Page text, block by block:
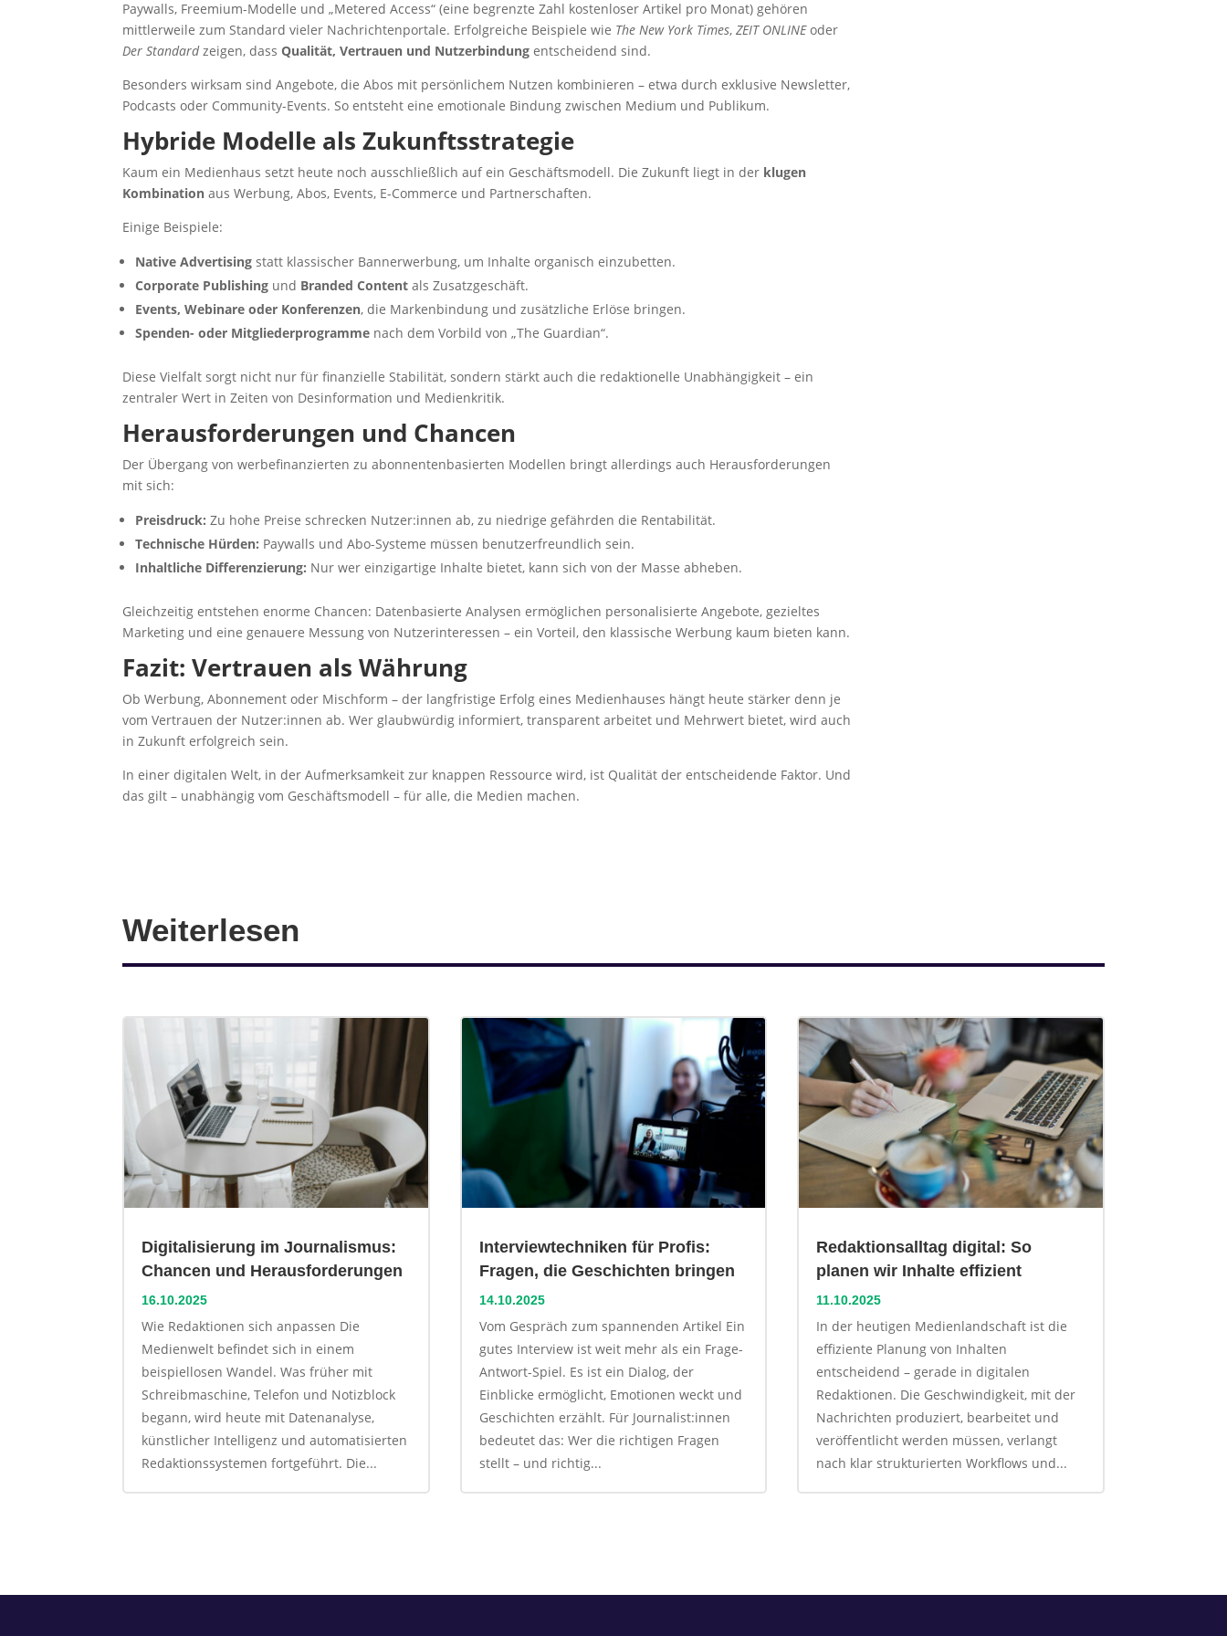
Paywalls, Freemium-Modelle und „Metered Access“ (eine begrenzte Zahl kostenloser Artikel pro Monat) gehören
mittlerweile zum Standard vieler Nachrichtenportale. Erfolgreiche Beispiele wie The New York Times,ZEIT ONLINEoder
Der Standardzeigen, dassQualität, Vertrauen und Nutzerbindung entscheidend sind.
Besonders wirksam sind Angebote, die Abos mit persönlichem Nutzen kombinieren – etwa durch exklusive Newsletter,
Podcasts oder Community-Events. So entsteht eine emotionale Bindung zwischen Medium und Publikum.
Hybride Modelle als Zukunftsstrategie
Kaum ein Medienhaus setzt heute noch ausschließlich auf ein Geschäftsmodell. Die Zukunft liegt in der klugen
Kombination aus Werbung, Abos, Events, E-Commerce und Partnerschaften.
Einige Beispiele:
Native Advertising statt klassischer Bannerwerbung, um Inhalte organisch einzubetten.
Corporate Publishing und Branded Content als Zusatzgeschäft.
Events, Webinare oder Konferenzen, die Markenbindung und zusätzliche Erlöse bringen.
Spenden- oder Mitgliederprogramme nach dem Vorbild von „The Guardian“.
Diese Vielfalt sorgt nicht nur für finanzielle Stabilität, sondern stärkt auch die redaktionelle Unabhängigkeit – ein
zentraler Wert in Zeiten von Desinformation und Medienkritik.
Herausforderungen und Chancen
Der Übergang von werbefinanzierten zu abonnentenbasierten Modellen bringt allerdings auch Herausforderungen
mit sich:
Preisdruck: Zu hohe Preise schrecken Nutzer:innen ab, zu niedrige gefährden die Rentabilität.
Technische Hürden: Paywalls und Abo-Systeme müssen benutzerfreundlich sein.
Inhaltliche Differenzierung: Nur wer einzigartige Inhalte bietet, kann sich von der Masse abheben.
Gleichzeitig entstehen enorme Chancen: Datenbasierte Analysen ermöglichen personalisierte Angebote, gezieltes
Marketing und eine genauere Messung von Nutzerinteressen – ein Vorteil, den klassische Werbung kaum bieten kann.
Fazit: Vertrauen als Währung
Ob Werbung, Abonnement oder Mischform – der langfristige Erfolg eines Medienhauses hängt heute stärker denn je
vom Vertrauen der Nutzer:innen ab. Wer glaubwürdig informiert, transparent arbeitet und Mehrwert bietet, wird auch
in Zukunft erfolgreich sein.
In einer digitalen Welt, in der Aufmerksamkeit zur knappen Ressource wird, ist Qualität der entscheidende Faktor. Und
das gilt – unabhängig vom Geschäftsmodell – für alle, die Medien machen.
Weiterlesen
Digitalisierung im Journalismus:
Chancen und Herausforderungen
16.10.2025
Wie Redaktionen sich anpassen Die
Medienwelt befindet sich in einem
beispiellosen Wandel. Was früher mit
Schreibmaschine, Telefon und Notizblock
begann, wird heute mit Datenanalyse,
künstlicher Intelligenz und automatisierten
Redaktionssystemen fortgeführt. Die...
Interviewtechniken für Profis:
Fragen, die Geschichten bringen
14.10.2025
Vom Gespräch zum spannenden Artikel Ein
gutes Interview ist weit mehr als ein Frage-
Antwort-Spiel. Es ist ein Dialog, der
Einblicke ermöglicht, Emotionen weckt und
Geschichten erzählt. Für Journalist:innen
bedeutet das: Wer die richtigen Fragen
stellt – und richtig...
Redaktionsalltag digital: So
planen wir Inhalte effizient
11.10.2025
In der heutigen Medienlandschaft ist die
effiziente Planung von Inhalten
entscheidend – gerade in digitalen
Redaktionen. Die Geschwindigkeit, mit der
Nachrichten produziert, bearbeitet und
veröffentlicht werden müssen, verlangt
nach klar strukturierten Workflows und...